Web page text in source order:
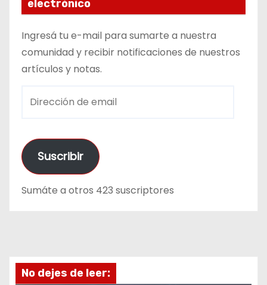
electrónico
Ingresá tu e-mail para sumarte a nuestra
comunidad y recibir notificaciones de nuestros
artículos y notas.
e
c
i
e
e
Suscribir
Sumáte a otros 423 suscriptores
No dejes de leer: